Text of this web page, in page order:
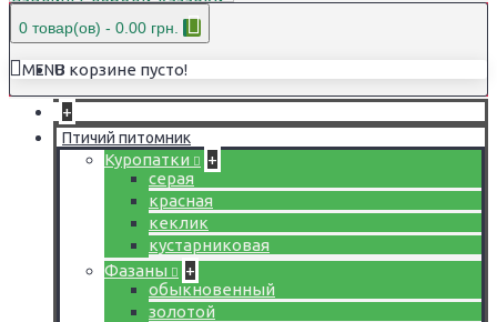
0 товар(ов) - 0.00 грн.
В корзине пусто!
MENU
+
Птичий питомник
Куропатки
+
серая
красная
кеклик
кустарниковая
Фазаны
+
обыкновенный
золотой